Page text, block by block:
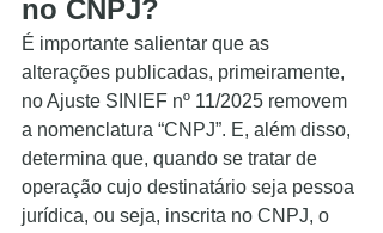
no CNPJ?
É importante salientar que as
alterações publicadas, primeiramente,
no Ajuste SINIEF nº 11/2025 removem
a nomenclatura “CNPJ”. E, além disso,
determina que, quando se tratar de
operação cujo destinatário seja pessoa
jurídica, ou seja, inscrita no CNPJ, o